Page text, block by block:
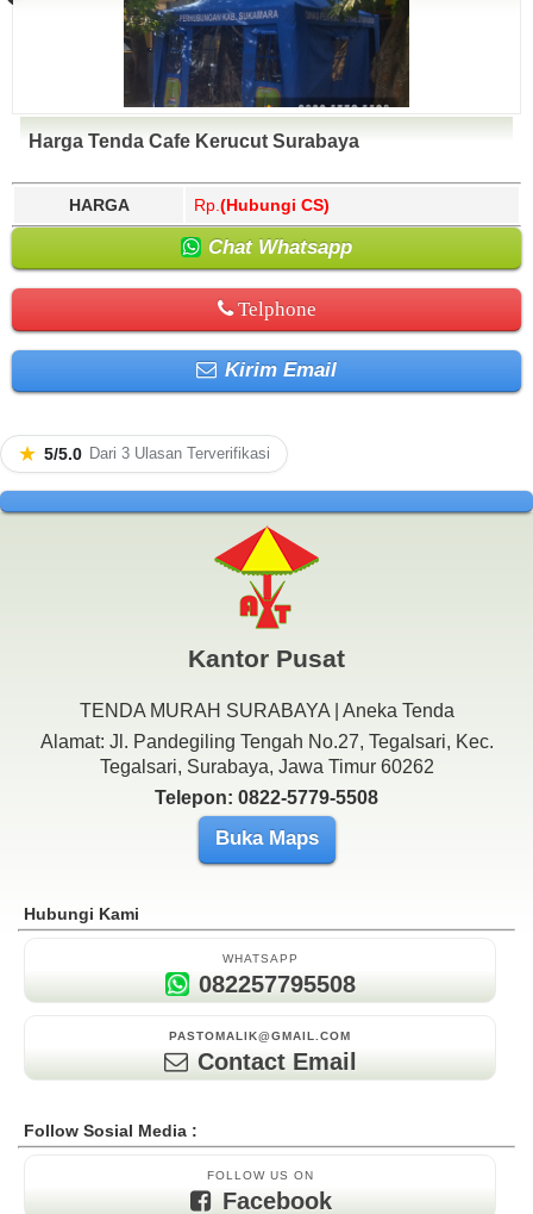
Harga Tenda Cafe Kerucut Surabaya
HARGA Rp. (Hubungi CS)
Chat Whatsapp
Telphone
Kirim Email
★ 5/5.0 Dari 3 Ulasan Terverifikasi
Kantor Pusat
TENDA MURAH SURABAYA | Aneka Tenda
Alamat: Jl. Pandegiling Tengah No.27, Tegalsari, Kec.
Tegalsari, Surabaya, Jawa Timur 60262
Telepon: 0822-5779-5508
Buka Maps
Hubungi Kami
WHATSAPP
082257795508
PASTOMALIK@GMAIL.COM
Contact Email
Follow Sosial Media :
FOLLOW US ON
Facebook